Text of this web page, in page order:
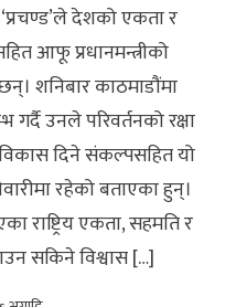
देशको एकता र
आफू प्रधानमन्त्रीको
शनिबार काठमाडौंमा
उनले परिवर्तनको रक्षा
दिने संकल्पसहित यो
रहेको बताएका हुन्।
राष्ट्रिय एकता, सहमति र
सकिने विश्वास […]